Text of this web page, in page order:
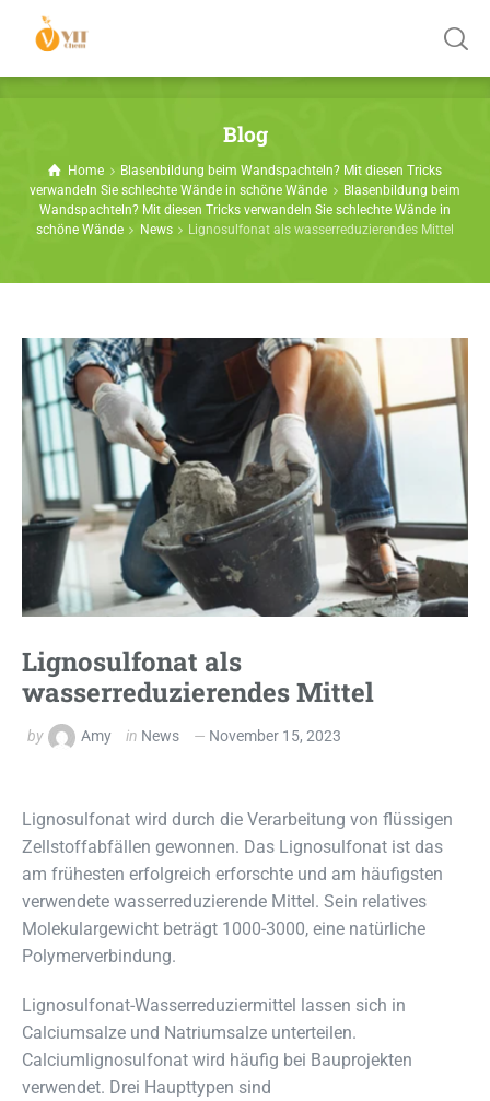
Blog
Home
Blasenbildung beim Wandspachteln? Mit diesen Tricks
verwandeln Sie schlechte Wände in schöne Wände
Blasenbildung beim
Wandspachteln? Mit diesen Tricks verwandeln Sie schlechte Wände in
schöne Wände
News Lignosulfonat als wasserreduzierendes Mittel
Lignosulfonat als
wasserreduzierendes Mittel
by Amy in News November 15, 2023
Lignosulfonat wird durch die Verarbeitung von flüssigen
Zellstoffabfällen gewonnen. Das Lignosulfonat ist das
am frühesten erfolgreich erforschte und am häufigsten
verwendete wasserreduzierende Mittel. Sein relatives
Molekulargewicht beträgt 1000-3000, eine natürliche
Polymerverbindung.
Lignosulfonat-Wasserreduziermittel lassen sich in
Calciumsalze und Natriumsalze unterteilen.
Calciumlignosulfonat wird häufig bei Bauprojekten
verwendet. Drei Haupttypen sind